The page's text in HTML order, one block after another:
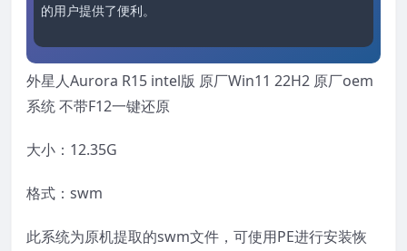
的用户提供了便利。
外星人Aurora R15 intel版 原厂Win11 22H2 原厂oem
系统 不带F12一键还原
大小：12.35G
格式：swm
此系统为原机提取的swm文件，可使用PE进行安装恢